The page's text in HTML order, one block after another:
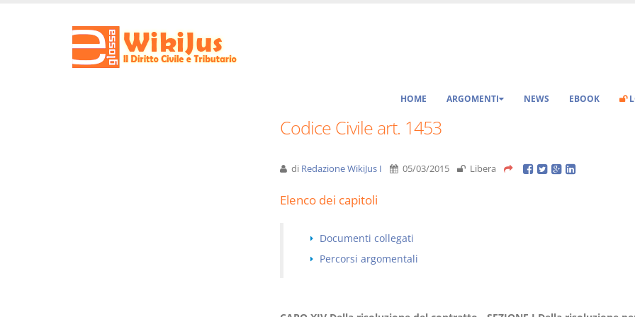
HOME ARGOMENTI NEWS EBOOK
Codice Civile art. 1453
di Redazione WikiJus I 05/03/2015 Libera
Elenco dei capitoli
Documenti collegati
Percorsi argomentali